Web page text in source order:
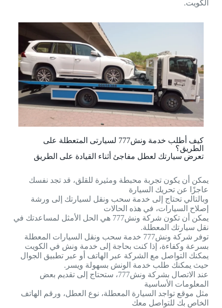
الكويت.
كيف أطلب خدمة ونش777 لسيارتى المتعطلة على
الطريق؟
تعرض سيارتك لعطل مفاجئ أثناء القيادة على الطريق
يمكن أن يكون تجربة محبطة ومثيرة للقلق، قد تجد نفسك
عاجزًا عن تحريك السيارة
وبالتالي تحتاج إلى خدمة سحب ونقل لسيارتك إلى ورشة
إصلاح السيارات، في هذه الحالات
يمكن أن تكون شركة ونش777 هي الحل الأمثل لمساعدتك في
نقل سيارتك المعطلة.
توفر شركة ونش777 خدمة سحب ونقل السيارات المعطلة
بسرعة وكفاءة، إذا كنت بحاجة إلى خدمة ونش في الكويت
يمكنك التواصل مع الشركة عبر الهاتف أو عبر تطبيق الجوال
حيث يمكنك طلب خدمة الونش بسهولة ويسر.
عند الاتصال بشركة ونش777، ستحتاج إلى تقديم بعض
المعلومات الأساسية
مثل موقع تواجد السيارة المعطلة، نوع العطل، ورقم الهاتف
الخاص بك للتواصل معك